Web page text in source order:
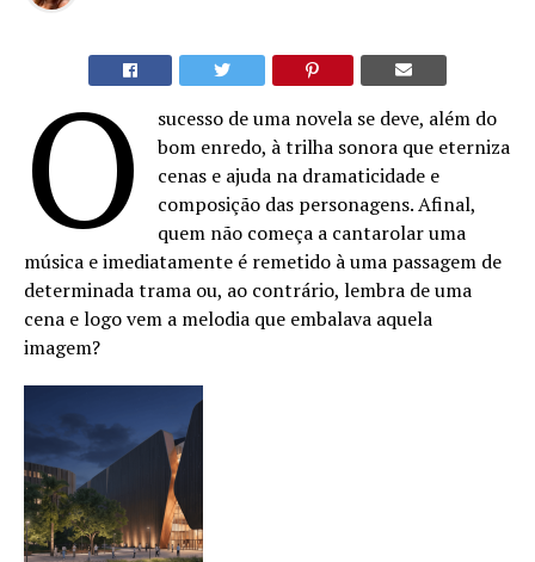
O
sucesso de uma novela se deve, além do
bom enredo, à trilha sonora que eterniza
cenas e ajuda na dramaticidade e
composição das personagens. Afinal,
quem não começa a cantarolar uma
música e imediatamente é remetido à uma passagem de
determinada trama ou, ao contrário, lembra de uma
cena e logo vem a melodia que embalava aquela
imagem?